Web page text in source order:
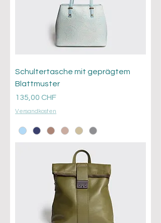
Schultertasche mit geprägtem
Blattmuster
Prezzo
135,00 CHF
Versandkosten